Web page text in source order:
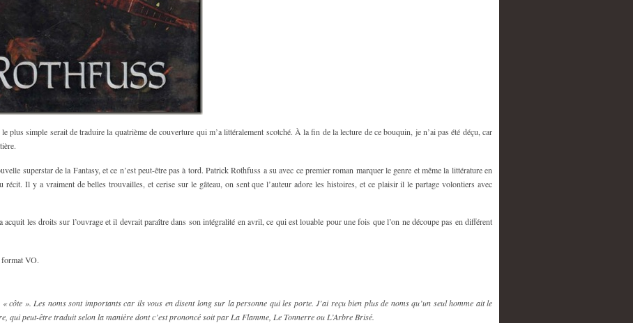
plus simple serait de traduire la quatrième de couverture qui m’a littéralement scotché. À la fin de la lecture de ce bouquin, je n’ai pas été déçu, car
superstar de la Fantasy, et ce n’est peut-être pas à tord. Patrick Rothfuss a su avec ce premier roman marquer le genre et même la littérature en
récit. Il y a vraiment de belles trouvailles, et cerise sur le gâteau, on sent que l’auteur adore les histoires, et ce plaisir il le partage volontiers avec
a acquit les droits sur l’ouvrage et il devrait paraître dans son intégralité en avril, ce qui est louable pour une fois que l’on ne découpe pas en différent
format VO.
côte ». Les noms sont importants car ils vous en disent long sur la personne qui les porte. J’ai reçu bien plus de noms qu’un seul homme ait le
qui peut-être traduit selon la manière dont c’est prononcé soit par La Flamme, Le Tonnerre ou L’Arbre Brisé.